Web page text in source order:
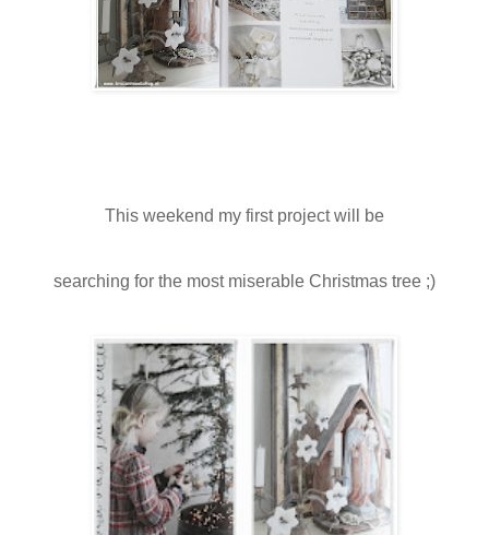
This weekend my first project will be
searching for the most miserable Christmas tree ;)